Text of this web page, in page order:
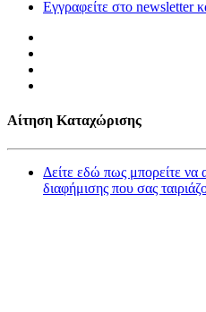
Εγγραφείτε στο newsletter
Αίτηση Καταχώρισης
Δείτε εδώ πως μπορείτε να
διαφήμισης που σας